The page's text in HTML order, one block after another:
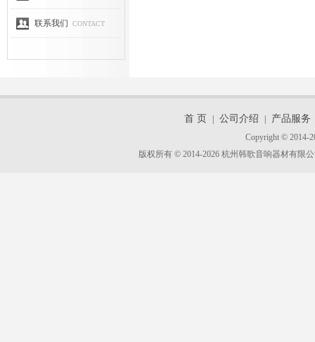
联系我们 CONTACT
首 页 公司介绍 产品服务
Copyright © 2014-
版权所有 © 2014-2026 杭州韩歌音响器材有限